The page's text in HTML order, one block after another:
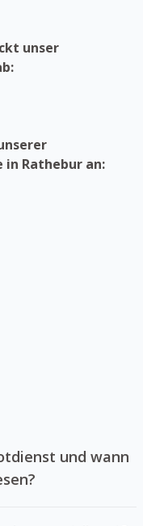
unser
Rathebur an:
ich diesen?